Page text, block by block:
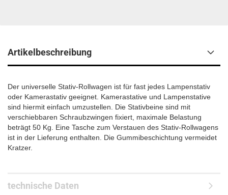
Artikelbeschreibung
Der universelle Stativ-Rollwagen ist für fast jedes Lampenstativ
oder Kamerastativ geeignet. Kamerastative und Lampenstative
sind hiermit einfach umzustellen. Die Stativbeine sind mit
verschiebbaren Schraubzwingen fixiert, maximale Belastung
beträgt 50 Kg. Eine Tasche zum Verstauen des Stativ-Rollwagens
ist in der Lieferung enthalten. Die Gummibeschichtung vermeidet
Kratzer.
technische Daten